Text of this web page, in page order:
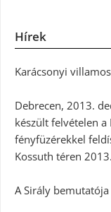
Hírek
Karácsonyi
Debrecen, 2013.
készült felvételen a
fényfüzérekkel
Kossuth téren
A Sirály